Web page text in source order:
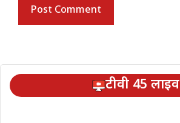
टीवी 45 लाइव